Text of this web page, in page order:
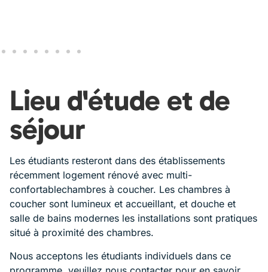
Lieu d'étude et de
séjour
Les étudiants resteront dans des établissements
récemment logement rénové avec multi-
confortablechambres à coucher. Les chambres à
coucher sont lumineux et accueillant, et douche et
salle de bains modernes les installations sont pratiques
situé à proximité des chambres.
Nous acceptons les étudiants individuels dans ce